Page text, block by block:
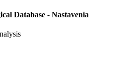
Database - Nastavenia